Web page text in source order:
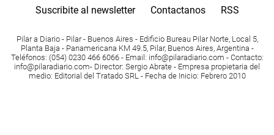
Suscribite al newsletter Contactanos RSS
Pilar a Diario - Pilar - Buenos Aires - Edificio Bureau Pilar Norte, Local 5,
Planta Baja - Panamericana KM 49.5, Pilar, Buenos Aires, Argentina -
Teléfonos: (054) 0230 466 6066 - Email : info@pilaradiario.com - Contacto:
info@pilaradiario.com- Director: Sergio Abrate - Empresa propietaria del
medio: Editorial del Tratado SRL - Fecha de Inicio: Febrero 2010